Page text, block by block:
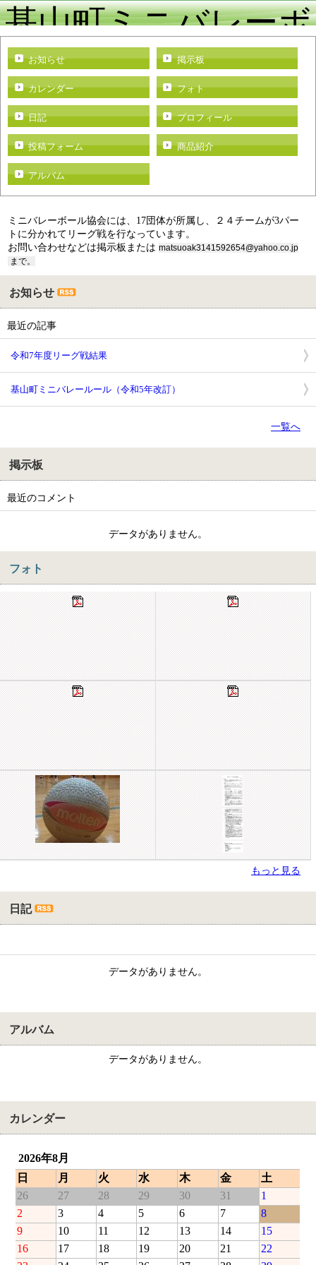
基山町ミニバレーボ
ール協会
お知らせ 掲示板
カレンダー フォト
日記 プロフィール
投稿フォーム 商品紹介
アルバム
ミニバレーボール協会には、17団体が所属し、２４チームが3パー
トに分かれてリーグ戦を行なっています。
お問い合わせなどは掲示板またはmatsuoak3141592654@yahoo.co.jp
まで。
お知らせ
最近の記事
令和7年度リーグ戦結果
基山町ミニバレールール（令和5年改訂）
一覧へ
掲示板
最近のコメント
データがありません。
フォト
もっと見る
日記
データがありません。
アルバム
データがありません。
カレンダー
2026年8月
日
月 火 水 木 金
土
26
27 28 29 30 31
1
2
3 4 5 6 7
8
9
10 11 12 13 14
15
16
17 18 19 20 21
22